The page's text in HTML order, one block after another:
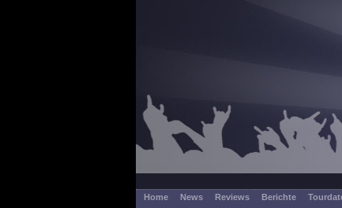
Home News Reviews Berichte